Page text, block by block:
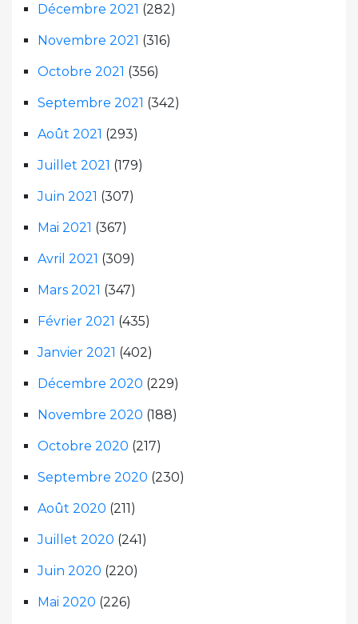
Décembre 2021 (282)
Novembre 2021 (316)
Octobre 2021 (356)
Septembre 2021 (342)
Août 2021 (293)
Juillet 2021 (179)
Juin 2021 (307)
Mai 2021 (367)
Avril 2021 (309)
Mars 2021 (347)
Février 2021 (435)
Janvier 2021 (402)
Décembre 2020 (229)
Novembre 2020 (188)
Octobre 2020 (217)
Septembre 2020 (230)
Août 2020 (211)
Juillet 2020 (241)
Juin 2020 (220)
Mai 2020 (226)